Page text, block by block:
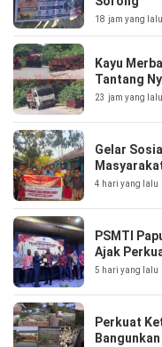
18 jam yang lalu
Kayu
Tantang
23 jam yang lalu
Gelar
4 hari yang lalu
PSMTI
Ajak
5 hari yang lalu
Perkuat